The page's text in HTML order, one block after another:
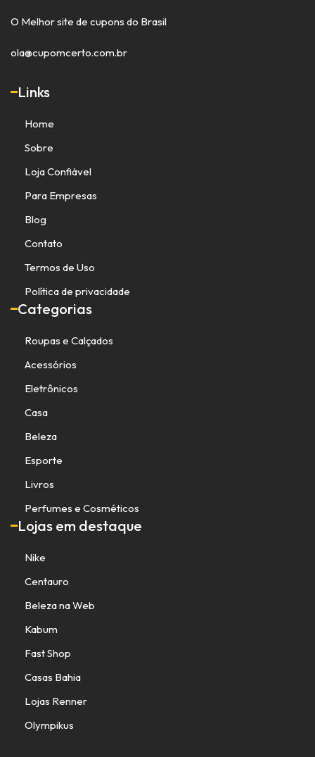
O Melhor site de cupons do Brasil
ola@cupomcerto.com.br
Links
Home
Sobre
Loja Confiável
Para Empresas
Blog
Contato
Termos de Uso
Política de privacidade
Categorias
Roupas e Calçados
Acessórios
Eletrônicos
Casa
Beleza
Esporte
Livros
Perfumes e Cosméticos
Lojas em destaque
Nike
Centauro
Beleza na Web
Kabum
Fast Shop
Casas Bahia
Lojas Renner
Olympikus